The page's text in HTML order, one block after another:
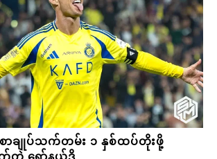
ချုပ်သက်တမ်း ၁ နှစ်ထပ်တိုးဖို့
ရော်နယ်ဒို